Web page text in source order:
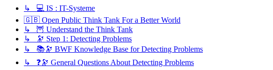
↳ 💻 IS : IT-Systeme
🇬🇧 Open Public Think Tank For a Better World
↳ 🦉 Understand the Think Tank
↳ 🔭 Step 1: Detecting Problems
↳ 📚🔭 BWF Knowledge Base for Detecting Problems
↳ ❓🔭 General Questions About Detecting Problems